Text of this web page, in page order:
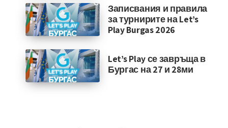
Записвания и правила
за турнирите на Let’s
Play Burgas 2026
Let’s Play се завръща в
Бургас на 27 и 28ми